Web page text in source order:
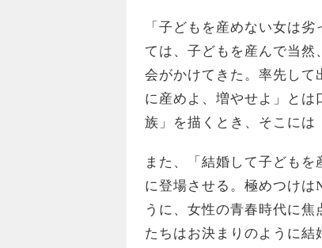
「子どもを産めない女は
ては、子どもを産んで当
会がかけてきた。率先して
に産めよ、増やせよ」と
族」を描くとき、そこには
また、「結婚して子ども
に登場させる。極めつけは
うに、女性の青春時代に
たちはお決まりのように結